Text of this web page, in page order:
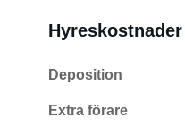
Hyreskostnader
Deposition
Extra förare